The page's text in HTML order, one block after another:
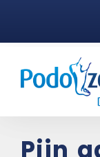
Podologie
Over ons
Pijn